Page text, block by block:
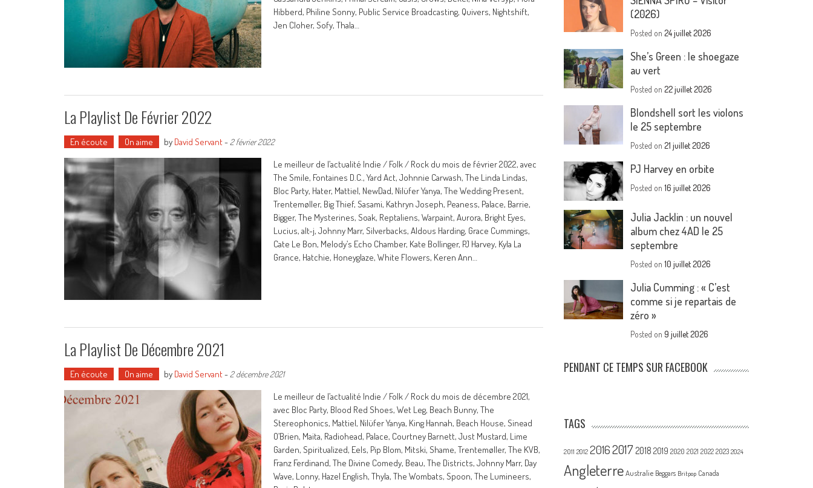
Hibberd, Philine Sonny, Public Service Broadcasting, Quivers, Nightshift,
Jen Cloher, Sofy, Thala…
La Playlist De Février 2022
En écoute On aime by David Servant- 2 février 2022
Le meilleur de l’actualité Indie / Folk / Rock du mois de février 2022, avec
The Smile, Fontaines D.C., Yard Act, Johnnie Carwash, The Linda Lindas,
Bloc Party, Hater, Mattiel, NewDad, Nilüfer Yanya, The Wedding Present,
Trentemøller, Big Thief, Sasami, Kathryn Joseph, Peaness, Palace, Barrie,
Bigger, The Mysterines, Soak, Reptaliens, Warpaint, Aurora, Bright Eyes,
Lucius, alt-j, Johnny Marr, Silverbacks, Aldous Harding, Grace Cummings,
Cate Le Bon, Melody’s Echo Chamber, Kate Bollinger, PJ Harvey, Kyla La
Grance, Hatchie, Honeyglaze, White Flowers, Keren Ann…
La Playlist De Décembre 2021
En écoute On aime by David Servant- 2 décembre 2021
Le meilleur de l’actualité Indie / Folk / Rock du mois de décembre 2021,
avec Bloc Party, Blood Red Shoes, Wet Leg, Beach Bunny, The
Stereophonics, Mattiel, Nilüfer Yanya, King Hannah, Beach House, Sinead
O’Brien, Maita, Radiohead, Palace, Courtney Barnett, Just Mustard, Lime
Garden, Spiritualized, Eels, Pip Blom, Mitski, Shame, Trentemøller, The KVB,
Franz Ferdinand, The Divine Comedy, Beau, The Districts, Johnny Marr, Day
Wave, Lonny, Hazel English, Thyla, The Wombats, Spoon, The Lumineers,
(2026)
Posted on24 juillet 2026
She’s Green : le shoegaze
au vert
Posted on22 juillet 2026
Blondshell sort les violons
le 25 septembre
Posted on21 juillet 2026
PJ Harvey en orbite
Posted on16 juillet 2026
Julia Jacklin : un nouvel
album chez 4AD le 25
septembre
Posted on10 juillet 2026
Julia Cumming : « C’est
comme si je repartais de
zéro »
Posted on9 juillet 2026
PENDANT CE TEMPS SUR FACEBOOK
TAGS
2011 2012 20162017 2018 2019 2020 2021 2022 2023 2024
Angleterre Australie Beggars Britpop Canada